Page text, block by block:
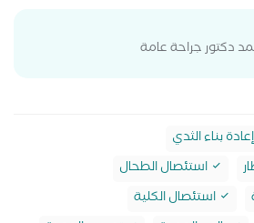
دكتور جراحة عامة
إعادة بناء الثدي
استئصال الطحال
استئصال الكلية